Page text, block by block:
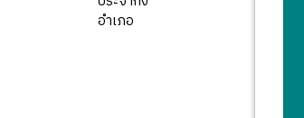
อำเภอ